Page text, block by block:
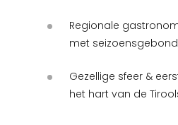
Regionale
met
Gezellige sfeer &
het hart van de